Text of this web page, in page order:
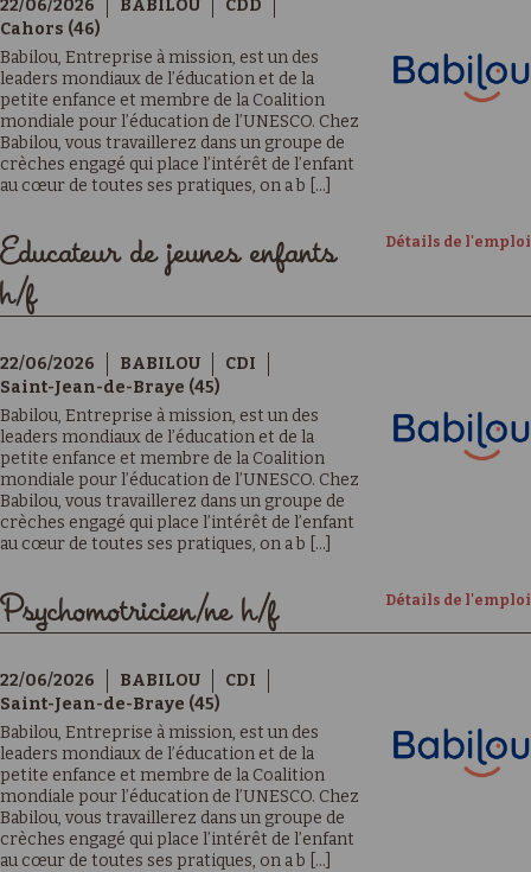
22/06/2026 BABILOU
CDD
Cahors (46)
Babilou, Entreprise à mission, est un des
leaders mondiaux de l’éducation et de la
petite enfance et membre de la Coalition
mondiale pour l’éducation de l’UNESCO. Chez
Babilou, vous travaillerez dans un groupe de
crèches engagé qui place l’intérêt de l’enfant
au cœur de toutes ses pratiques, on a b [...]
Détails de l'emploi
Educateur de jeunes enfants
h/f
22/06/2026 BABILOU
CDI
Saint-Jean-de-Braye (45)
Babilou, Entreprise à mission, est un des
leaders mondiaux de l’éducation et de la
petite enfance et membre de la Coalition
mondiale pour l’éducation de l’UNESCO. Chez
Babilou, vous travaillerez dans un groupe de
crèches engagé qui place l’intérêt de l’enfant
au cœur de toutes ses pratiques, on a b [...]
Détails de l'emploi
Psychomotricien/ne h/f
22/06/2026 BABILOU
CDI
Saint-Jean-de-Braye (45)
Babilou, Entreprise à mission, est un des
leaders mondiaux de l’éducation et de la
petite enfance et membre de la Coalition
mondiale pour l’éducation de l’UNESCO. Chez
Babilou, vous travaillerez dans un groupe de
crèches engagé qui place l’intérêt de l’enfant
au cœur de toutes ses pratiques, on a b [...]